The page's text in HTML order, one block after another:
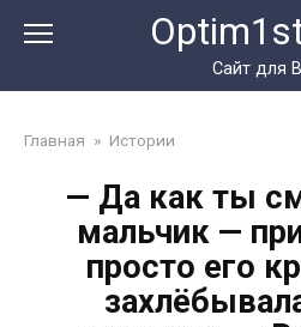
Сайт для
Главная » Истории
— Да как ты
мальчик —
просто его